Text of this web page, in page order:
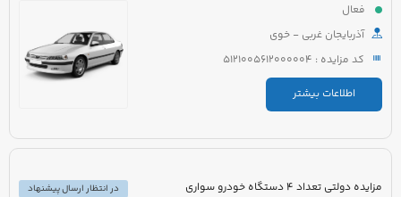
فعال
آذربایجان غربی - خوی
کد مزایده : 5121005612000004
اطلاعات بیشتر
مزایده دولتی تعداد 4 دستگاه خودرو سواری
در انتظار ارسال پیشنهاد